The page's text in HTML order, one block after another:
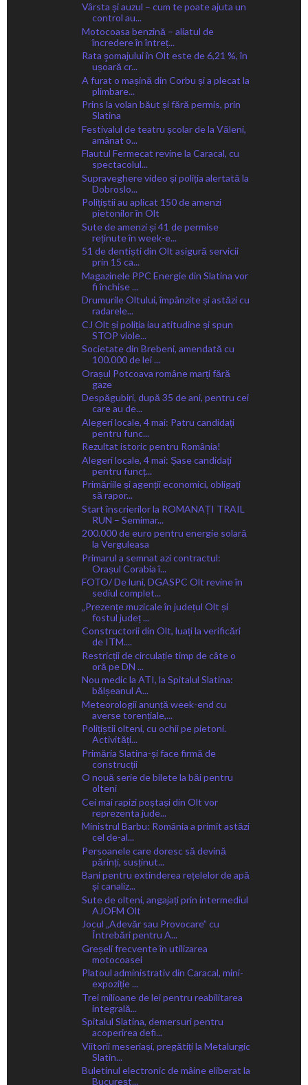
Vârsta și auzul – cum te poate ajuta un
control au...
Motocoasa benzină – aliatul de
încredere în întreț...
Rata şomajului în Olt este de 6,21 %, în
ușoară cr...
A furat o mașină din Corbu și a plecat la
plimbare...
Prins la volan băut și fără permis, prin
Slatina
Festivalul de teatru școlar de la Văleni,
amânat o...
Flautul Fermecat revine la Caracal, cu
spectacolul...
Supraveghere video și poliția alertată la
Dobroslo...
Polițiștii au aplicat 150 de amenzi
pietonilor în Olt
Sute de amenzi și 41 de permise
reținute în week-e...
51 de dentiști din Olt asigură servicii
prin 15 ca...
Magazinele PPC Energie din Slatina vor
fi închise ...
Drumurile Oltului, împânzite și astăzi cu
radarele...
CJ Olt și poliția iau atitudine și spun
STOP viole...
Societate din Brebeni, amendată cu
100.000 de lei ...
Orașul Potcoava române marți fără
gaze
Despăgubiri, după 35 de ani, pentru cei
care au de...
Alegeri locale, 4 mai: Patru candidați
pentru func...
Rezultat istoric pentru România!
Alegeri locale, 4 mai: Șase candidați
pentru funcț...
Primăriile și agenții economici, obligați
să rapor...
Start înscrierilor la ROMANAȚI TRAIL
RUN – Semimar...
200.000 de euro pentru energie solară
la Verguleasa
Primarul a semnat azi contractul:
Orașul Corabia î...
FOTO/ De luni, DGASPC Olt revine în
sediul complet...
„Prezențe muzicale în județul Olt și
fostul județ ...
Constructorii din Olt, luați la verificări
de ITM....
Restricții de circulație timp de câte o
oră pe DN ...
Nou medic la ATI, la Spitalul Slatina:
bălșeanul A...
Meteorologii anunță week-end cu
averse torențiale,...
Polițiștii olteni, cu ochii pe pietoni.
Activități...
Primăria Slatina-și face firmă de
construcții
O nouă serie de bilete la băi pentru
olteni
Cei mai rapizi poștași din Olt vor
reprezenta jude...
Ministrul Barbu: România a primit astăzi
cel de-al...
Persoanele care doresc să devină
părinți, susținut...
Bani pentru extinderea rețelelor de apă
și canaliz...
Sute de olteni, angajați prin intermediul
AJOFM Olt
Jocul „Adevăr sau Provocare” cu
Întrebări pentru A...
Greșeli frecvente în utilizarea
motocoasei
Platoul administrativ din Caracal, mini-
expoziție ...
Trei milioane de lei pentru reabilitarea
integrală...
Spitalul Slatina, demersuri pentru
acoperirea defi...
Viitorii meseriași, pregătiți la Metalurgic
Slatin...
Buletinul electronic de mâine eliberat la
Bucureșt...